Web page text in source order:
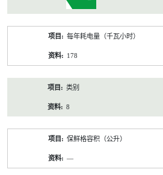
每年耗电量（千瓦小时）
178
类别
8
保鲜格容积（公升）
—